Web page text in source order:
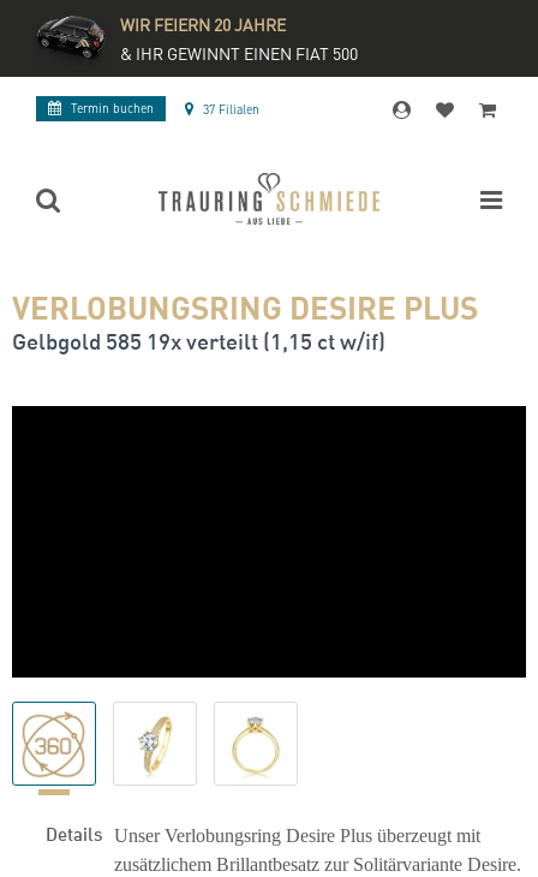
WIR FEIERN 20 JAHRE
& IHR GEWINNT EINEN FIAT 500
Termin buchen 37 Filialen
VERLOBUNGSRING DESIRE PLUS
Gelbgold 585 19x verteilt (1,15 ct w/if)
Details Unser Verlobungsring Desire Plus überzeugt mit
zusätzlichem Brillantbesatz zur Solitärvariante Desire.